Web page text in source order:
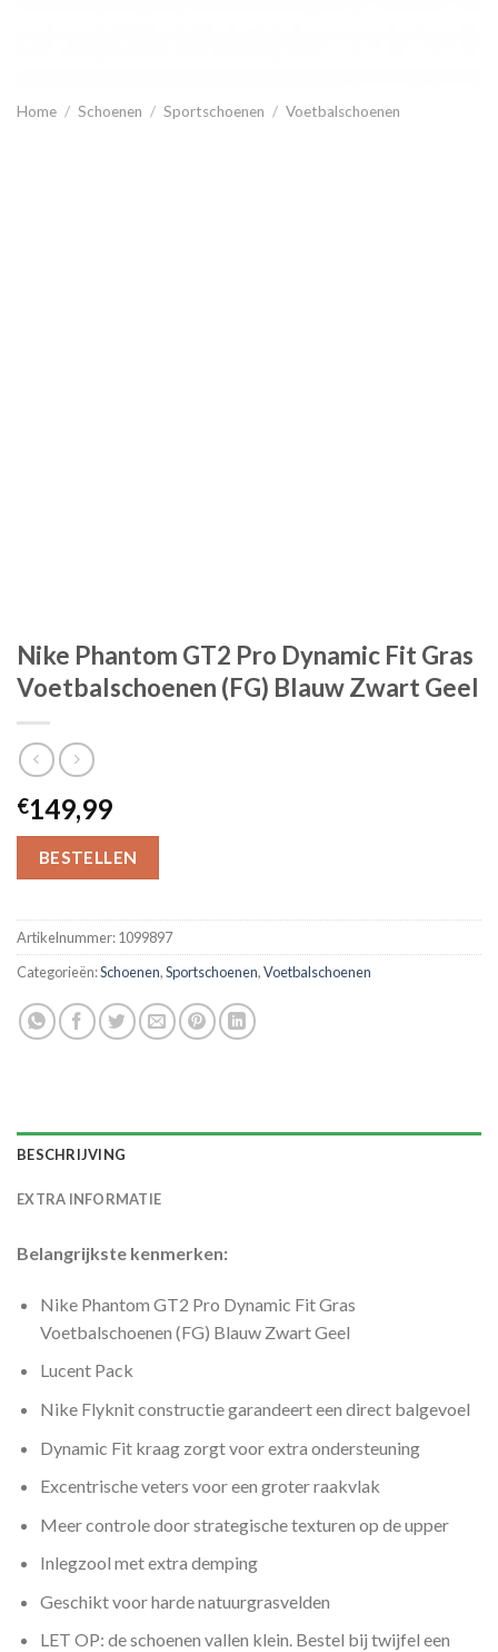
Home / Schoenen / Sportschoenen / Voetbalschoenen
Nike Phantom GT2 Pro Dynamic Fit Gras
Voetbalschoenen (FG) Blauw Zwart Geel
€149,99
BESTELLEN
Artikelnummer:1099897
Categorieën:Schoenen,Sportschoenen,Voetbalschoenen
BESCHRIJVING
EXTRA INFORMATIE
Belangrijkste kenmerken:
Nike Phantom GT2 Pro Dynamic Fit Gras
Voetbalschoenen (FG) Blauw Zwart Geel
Lucent Pack
Nike Flyknit constructie garandeert een direct balgevoel
Dynamic Fit kraag zorgt voor extra ondersteuning
Excentrische veters voor een groter raakvlak
Meer controle door strategische texturen op de upper
Inlegzool met extra demping
Geschikt voor harde natuurgrasvelden
LET OP: de schoenen vallen klein. Bestel bij twijfel een